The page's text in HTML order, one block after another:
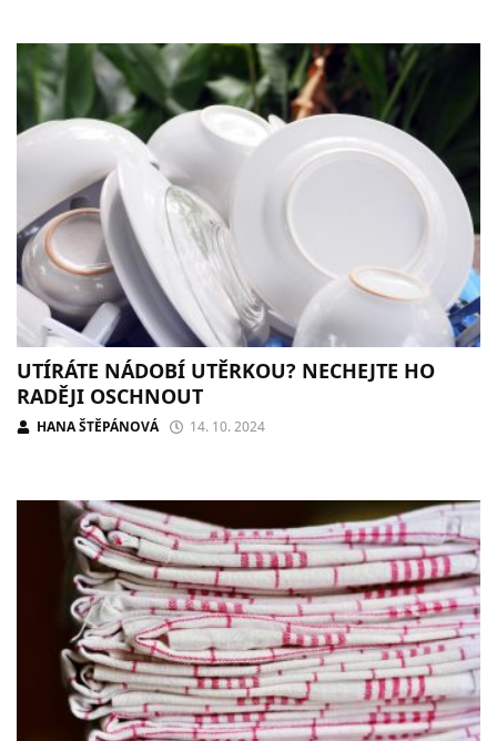
UTÍRÁTE NÁDOBÍ UTĚRKOU? NECHEJTE HO
RADĚJI OSCHNOUT
HANA ŠTĚPÁNOVÁ 14. 10. 2024